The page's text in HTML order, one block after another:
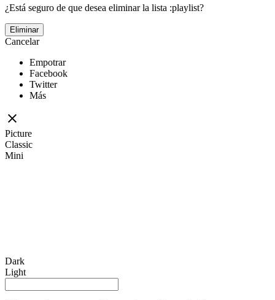
¿Está seguro de que desea eliminar la lista :playlist?
Eliminar
Cancelar
Empotrar
Facebook
Twitter
Más
Picture
Classic
Mini
Dark
Light